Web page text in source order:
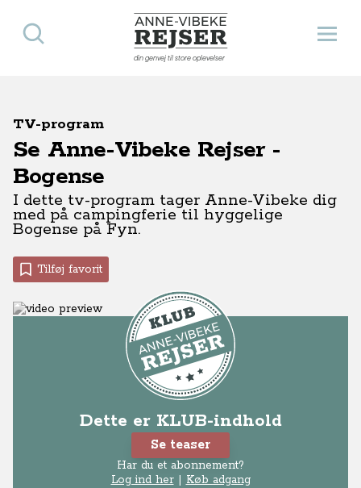
Anne-Vibeke Rejser
din genvej til store oplevelser
Åbn
Søg
TV-program
Se Anne-Vibeke Rejser -
Bogense
I dette tv-program tager Anne-Vibeke dig
med på campingferie til hyggelige
Bogense på Fyn.
Tilføj favorit
Dette er KLUB-indhold
Se teaser
Har du et abonnement?
Log ind her| Køb adgang